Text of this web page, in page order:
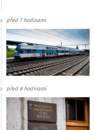
před 7 hodinami
před 8 hodinami